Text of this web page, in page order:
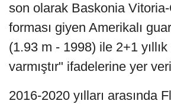
son olarak Baskonia
forması giyen Amerikalı
(1.93 m - 1998) ile 2+1
varmıştır" ifadelerine yer
2016-2020 yılları arasında